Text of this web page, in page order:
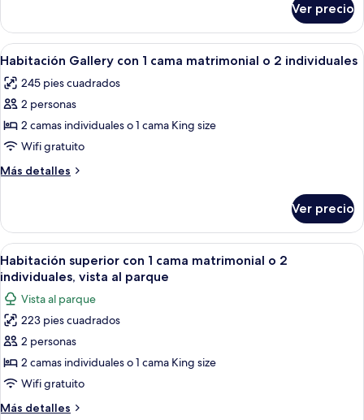
matrimonial,
vista
al
parque
doble
económica,
1
matrimonial,
vista
parque
Ver precio
Abrir
todas
las
fotos
de
Habitación
Gallery
con
cama
matrimonial
o
2
individuales
Una habitación de hotel con cama,
8
Habitación Gallery con 1 cama matrimonial o 2 individuales
245 pies cuadrados
2 personas
2 camas individuales o 1 cama King size
Wifi gratuito
Más detalles
Más
Gallery
con
1
cama
o
2
individuales
Ver precio
Abrir
todas
las
fotos
de
Habitación
superior
con
1
Un dormitorio con cama, una silla y
6
Habitación superior con 1 cama matrimonial o 2
individuales, vista al parque
Vista al parque
223 pies cuadrados
2 personas
2 camas individuales o 1 cama King size
Wifi gratuito
Más detalles
Más